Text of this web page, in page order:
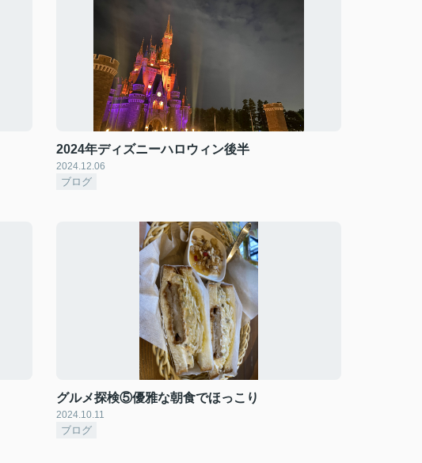
2024年ディズニーハロウィン後半
2024.12.06
ブログ
グルメ探検⑤優雅な朝食でほっこり
2024.10.11
ブログ